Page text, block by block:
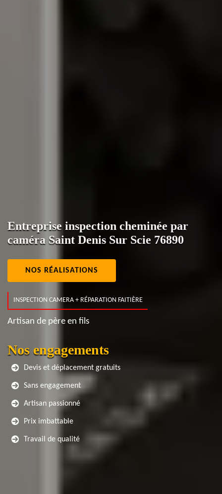
Entreprise inspection cheminée par
caméra Saint Denis Sur Scie 76890
NOS RÉALISATIONS
INSPECTION CAMERA + RÉPARATION FAITIÈRE
Artisan de père en fils
Nos engagements
Devis et déplacement gratuits
Sans engagement
Artisan passionné
Prix imbattable
Travail de qualité